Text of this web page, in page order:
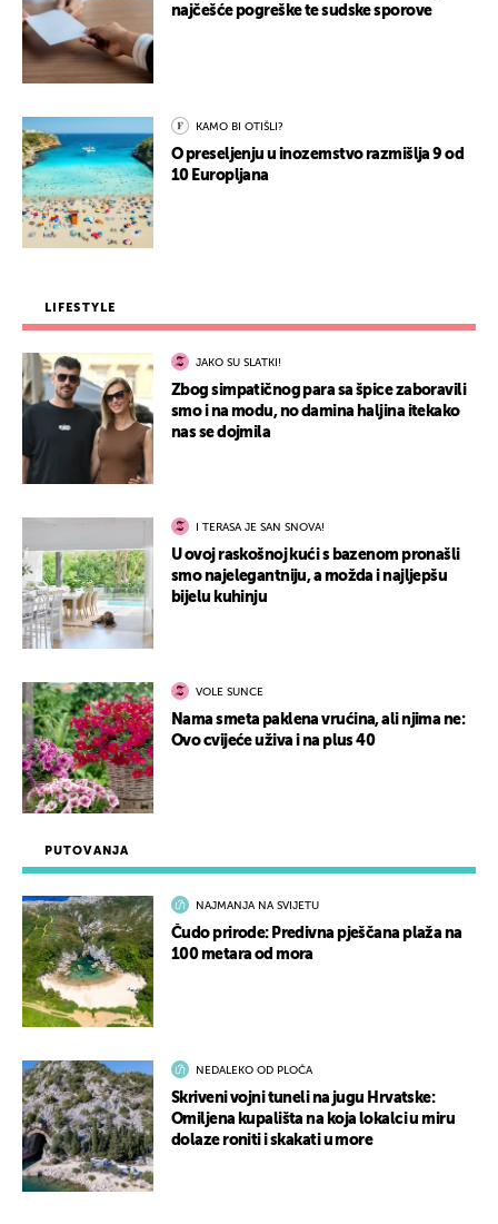
PUTOVANJA
NAJMANJA NA SVIJETU
Čudo prirode: Predivna pješčana plaža na
100 metara od mora
NEDALEKO OD PLOČA
Skriveni vojni tuneli na jugu Hrvatske:
Omiljena kupališta na koja lokalci u miru
dolaze roniti i skakati u more
najčešće pogreške te sudske sporove
KAMO BI OTIŠLI?
O preseljenju u inozemstvo razmišlja 9 od
10 Europljana
LIFESTYLE
JAKO SU SLATKI!
Zbog simpatičnog para sa špice zaboravili
smo i na modu, no damina haljina itekako
nas se dojmila
I TERASA JE SAN SNOVA!
U ovoj raskošnoj kući s bazenom pronašli
smo najelegantniju, a možda i najljepšu
bijelu kuhinju
VOLE SUNCE
Nama smeta paklena vrućina, ali njima ne:
Ovo cvijeće uživa i na plus 40